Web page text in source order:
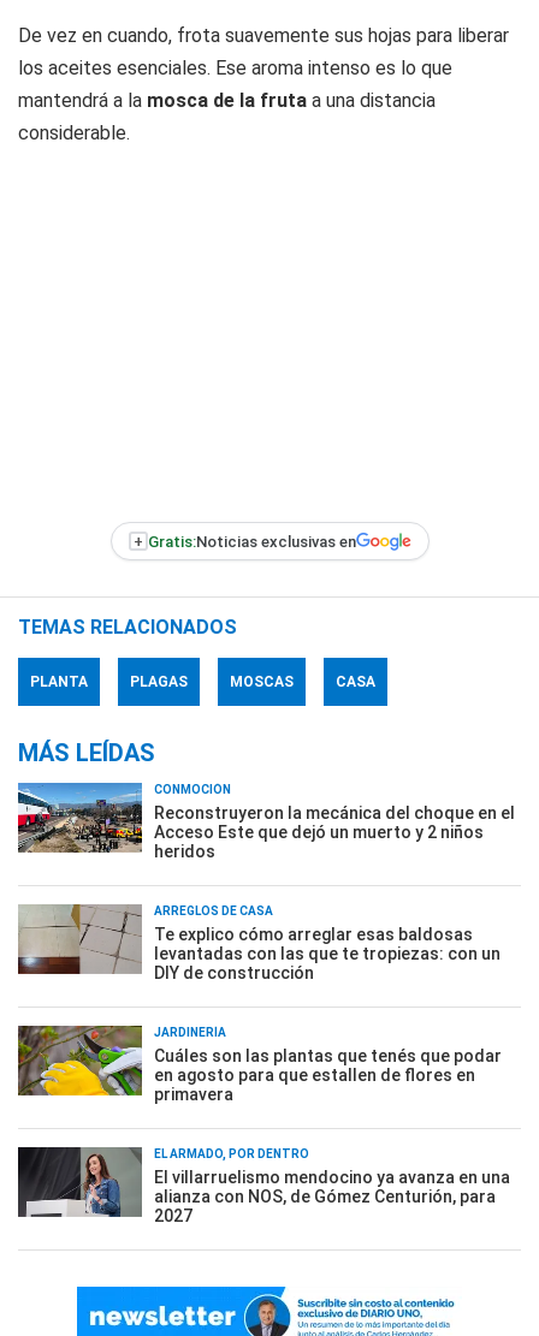
De vez en cuando, frota suavemente sus hojas para liberar
los aceites esenciales. Ese aroma intenso es lo que
mantendrá a la mosca de la fruta a una distancia
considerable.
+ Gratis:Noticias exclusivas en
TEMAS RELACIONADOS
PLANTA PLAGAS MOSCAS CASA
MÁS LEÍDAS
CONMOCIÓN
Reconstruyeron la mecánica del choque en el
Acceso Este que dejó un muerto y 2 niños
heridos
ARREGLOS DE CASA
Te explico cómo arreglar esas baldosas
levantadas con las que te tropiezas: con un
DIY de construcción
JARDINERÍA
Cuáles son las plantas que tenés que podar
en agosto para que estallen de flores en
primavera
EL ARMADO, POR DENTRO
El villarruelismo mendocino ya avanza en una
alianza con NOS, de Gómez Centurión, para
2027